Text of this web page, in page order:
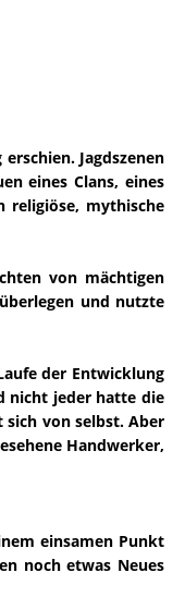
Jagdszenen
eines Clans, eines
religiöse, mythische
von mächtigen
und nutzte
der Entwicklung
nicht jeder hatte die
sich von selbst. Aber
Handwerker,
einsamen Punkt
noch etwas Neues